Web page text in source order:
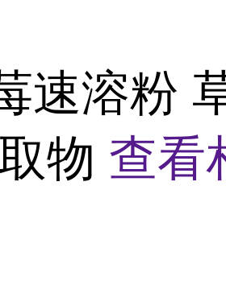
速溶粉
物 查看